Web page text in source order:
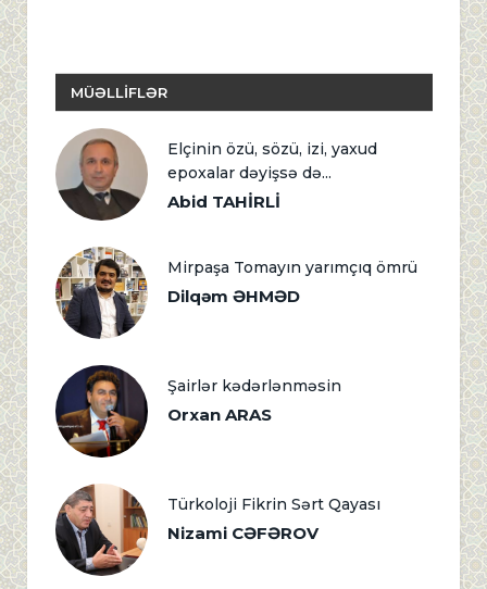
MÜƏLLİFLƏR
Elçinin özü, sözü, izi, yaxud
epoxalar dəyişsə də...
Abid TAHİRLİ
Mirpaşa Tomayın yarımçıq ömrü
Dilqəm ƏHMƏD
Şairlər kədərlənməsin
Orxan ARAS
Türkoloji Fikrin Sərt Qayası
Nizami CƏFƏROV